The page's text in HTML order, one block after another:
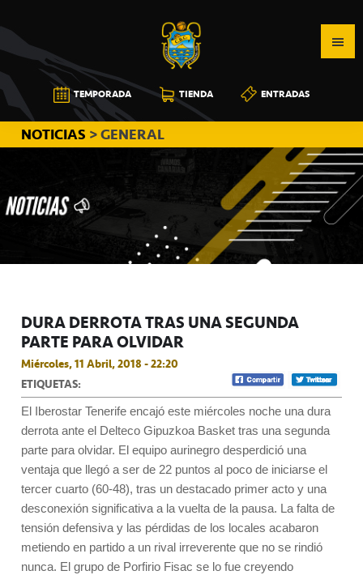
a
la
navegación
principal
al
contenido
principal
a
la
barra
lateral
principal
CB
CANARIAS
TEMPORADA TIENDA ENTRADAS
NOTICIAS > GENERAL
DURA DERROTA TRAS UNA SEGUNDA
PARTE PARA OLVIDAR
Miércoles, 11 Abril, 2018 - 22:20
ETIQUETAS:
El Iberostar Tenerife encajó este miércoles noche una dura
derrota ante el Delteco Gipuzkoa Basket tras una segunda
parte para olvidar. El equipo aurinegro desperdició una
ventaja que llegó a ser de 22 puntos al poco de iniciarse el
tercer cuarto (60-48), tras un destacado primer acto y una
desconexión significativa a la vuelta de la pausa. La falta de
tensión defensiva y las pérdidas de los locales acabaron
metiendo en partido a un rival irreverente que no se rindió
nunca. El grupo de Porfirio Fisac se lo fue creyendo